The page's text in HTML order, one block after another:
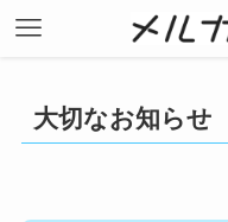
大切なお知らせ